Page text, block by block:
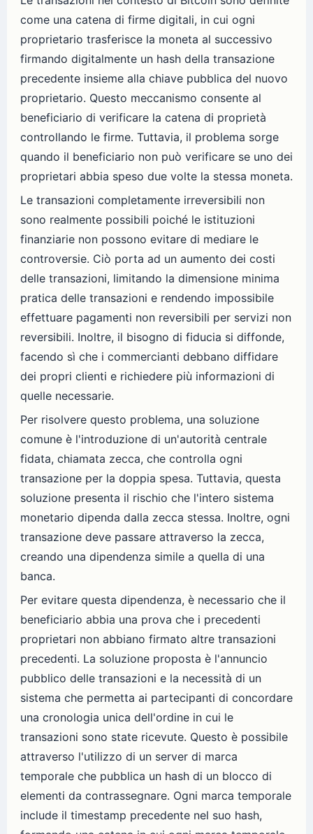
come una catena di firme digitali, in cui ogni
proprietario trasferisce la moneta al successivo
firmando digitalmente un hash della transazione
precedente insieme alla chiave pubblica del nuovo
proprietario. Questo meccanismo consente al
beneficiario di verificare la catena di proprietà
controllando le firme. Tuttavia, il problema sorge
quando il beneficiario non può verificare se uno dei
proprietari abbia speso due volte la stessa moneta.
Le transazioni completamente irreversibili non
sono realmente possibili poiché le istituzioni
finanziarie non possono evitare di mediare le
controversie. Ciò porta ad un aumento dei costi
delle transazioni, limitando la dimensione minima
pratica delle transazioni e rendendo impossibile
effettuare pagamenti non reversibili per servizi non
reversibili. Inoltre, il bisogno di fiducia si diffonde,
facendo sì che i commercianti debbano diffidare
dei propri clienti e richiedere più informazioni di
quelle necessarie.
Per risolvere questo problema, una soluzione
comune è l'introduzione di un'autorità centrale
fidata, chiamata zecca, che controlla ogni
transazione per la doppia spesa. Tuttavia, questa
soluzione presenta il rischio che l'intero sistema
monetario dipenda dalla zecca stessa. Inoltre, ogni
transazione deve passare attraverso la zecca,
creando una dipendenza simile a quella di una
banca.
Per evitare questa dipendenza, è necessario che il
beneficiario abbia una prova che i precedenti
proprietari non abbiano firmato altre transazioni
precedenti. La soluzione proposta è l'annuncio
pubblico delle transazioni e la necessità di un
sistema che permetta ai partecipanti di concordare
una cronologia unica dell'ordine in cui le
transazioni sono state ricevute. Questo è possibile
attraverso l'utilizzo di un server di marca
temporale che pubblica un hash di un blocco di
elementi da contrassegnare. Ogni marca temporale
include il timestamp precedente nel suo hash,